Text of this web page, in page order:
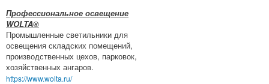
Профессиональное освещение
WOLTA®
Промышленные светильники для
освещения складских помещений,
производственных цехов, парковок,
хозяйственных ангаров.
https://www.wolta.ru/